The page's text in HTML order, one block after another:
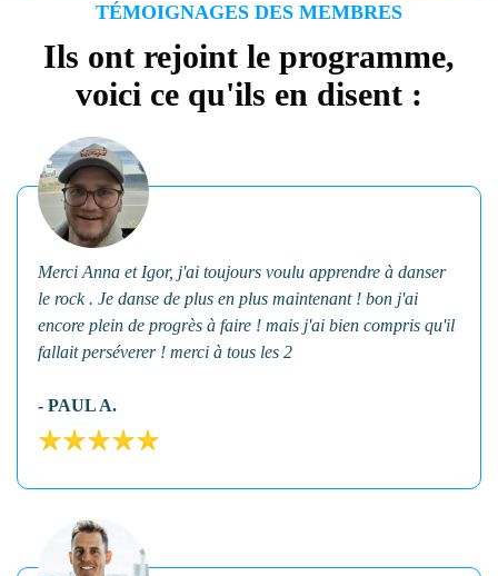
TÉMOIGNAGES DES MEMBRES
Ils ont rejoint le programme,
voici ce qu'ils en disent :
Merci Anna et Igor, j'ai toujours voulu apprendre à danser
le rock . Je danse de plus en plus maintenant ! bon j'ai
encore plein de progrès à faire ! mais j'ai bien compris qu'il
fallait perséverer ! merci à tous les 2
- PAUL A.